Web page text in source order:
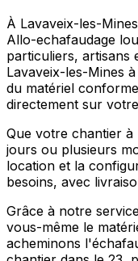
À Lavaveix-les-
Allo-echafaudage
particuliers, artisans
Lavaveix-les-Mines
du matériel
directement sur
Que votre chantier à
jours ou plusieurs
location et la
besoins, avec
Grâce à notre
vous-même le
acheminons